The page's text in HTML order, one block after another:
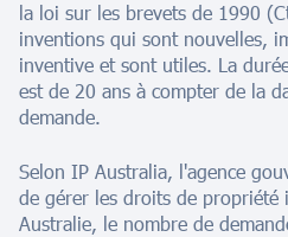
la loi sur les brevets de 1990
inventions qui sont nouvelles,
inventive et sont utiles. La
est de 20 ans à compter de la
demande.
Selon IP Australia, l'agence
de gérer les droits de propriété
Australie, le nombre de